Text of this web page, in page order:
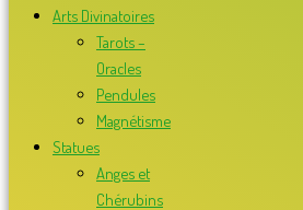
Arts Divinatoires
Tarots –
Oracles
Pendules
Magnétisme
Statues
Anges et
Chérubins